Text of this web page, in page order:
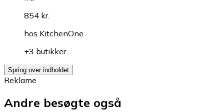
854 kr.
hos KitchenOne
+3 butikker
Spring over indholdet
Reklame
Andre besøgte også